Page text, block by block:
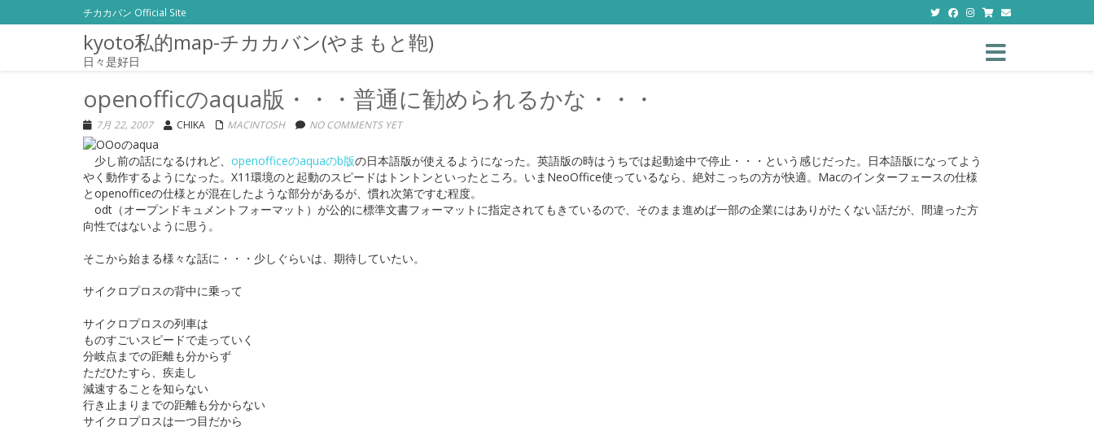
チカカバン Official Site
kyoto私的map-チカカバン(やまもと鞄)
日々是好日
Toggle navigation
openofficのaqua版・・・普通に勧められるかな・・・
7月 22, 2007 CHIKA MACINTOSH NO COMMENTS YET
少し前の話になるけれど、 openofficeのaquaのb版の日本語版が使えるようになった。英語版の時はうちでは起動途中で停止・・・という感じだった。日本語版になってよう
やく動作するようになった。X11環境のと起動のスピードはトントンといったところ。いまNeoOffice使っているなら、絶対こっちの方が快適。Macのインターフェースの仕様
とopenofficeの仕様とが混在したような部分があるが、慣れ次第ですむ程度。
odt（オープンドキュメントフォーマット）が公的に標準文書フォーマットに指定されてもきているので、そのまま進めば一部の企業にはありがたくない話だが、間違った方
向性ではないように思う。
そこから始まる様々な話に・・・少しぐらいは、期待していたい。
サイクロプロスの背中に乗って
サイクロプロスの列車は
ものすごいスピードで走っていく
分岐点までの距離も分からず
ただひたすら、疾走し
減速することを知らない
行き止まりまでの距離も分からない
サイクロプロスは一つ目だから